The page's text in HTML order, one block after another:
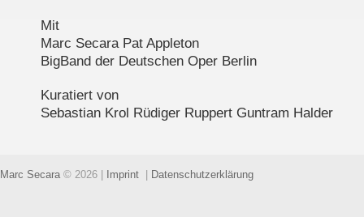
Mit
Marc Secara Pat Appleton
BigBand der Deutschen Oper Berlin
Kuratiert von
Sebastian Krol Rüdiger Ruppert Guntram Halder
Marc Secara © 2026 Imprint Datenschutzerklärung